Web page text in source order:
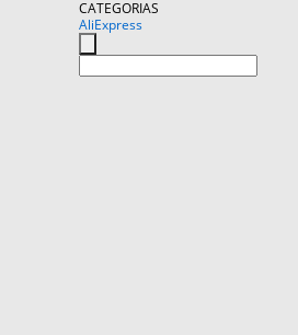
CATEGORIAS
AliExpress